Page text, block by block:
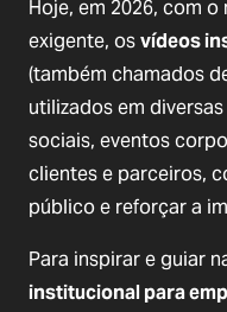
Hoje, em 2026, com
exigente, osvídeos
(também chamados
utilizados em
sociais, eventos
clientes e parceiros,
público e reforçar a
Para inspirar e guiar
institucional para